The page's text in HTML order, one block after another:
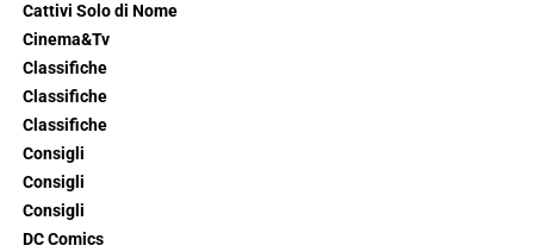
Cattivi Solo di Nome
Cinema&Tv
Classifiche
Classifiche
Classifiche
Consigli
Consigli
Consigli
DC Comics